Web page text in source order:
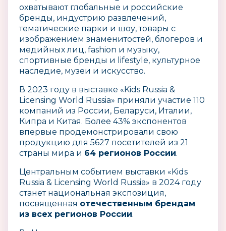
охватывают глобальные и российские
бренды, индустрию развлечений,
тематические парки и шоу, товары с
изображением знаменитостей, блогеров и
медийных лиц, fashion и музыку,
спортивные бренды и lifestyle, культурное
наследие, музеи и искусство.
В 2023 году в выставке «Kids Russia &
Licensing World Russia» приняли участие 110
компаний из России, Беларуси, Италии,
Кипра и Китая. Более 43% экспонентов
впервые продемонстрировали свою
продукцию для 5627 посетителей из 21
страны мира и 64 регионов России.
Центральным событием выставки «Kids
Russia & Licensing World Russia» в 2024 году
станет национальная экспозиция,
посвященная отечественным брендам
из всех регионов России.